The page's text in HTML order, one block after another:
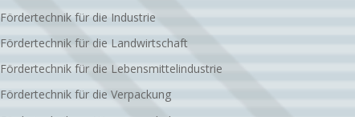
Fördertechnik für die Industrie
Fördertechnik für die Landwirtschaft
Fördertechnik für die Lebensmittelindustrie
Fördertechnik für die Verpackung